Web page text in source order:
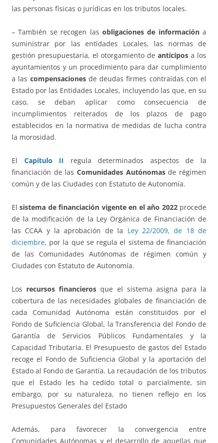
las personas físicas o jurídicas en los tributos locales.
– También se recogen las obligaciones de informacióna
suministrar por las entidades Locales, las normas de
gestión presupuestaria, el otorgamiento de anticipos a los
ayuntamientos y un procedimiento para dar cumplimiento
a las compensacionesde deudas firmes contraídas con el
Estado por las Entidades Locales, incluyendo las que, en su
caso, se deban aplicar como consecuencia de
incumplimientos reiterados de los plazos de pago
establecidos en la normativa de medidas de lucha contra
la morosidad.
El Capítulo II
regula determinados aspectos de la
financiación de las Comunidades Autónomasde régimen
común y de las Ciudades con Estatuto de Autonomía.
Elsistema de financiación vigente en el año 2022procede
de la modificación de la Ley Orgánica de Financiación de
las CCAA y la aprobación de la Ley 22/2009, de 18 de
diciembre, por la que se regula el sistema de financiación
de las Comunidades Autónomas de régimen común y
Ciudades con Estatuto de Autonomía.
Los recursos financieros que el sistema asigna para la
cobertura de las necesidades globales de financiación de
cada Comunidad Autónoma están constituidos por el
Fondo de Suficiencia Global, la Transferencia del Fondo de
Garantía de Servicios Públicos Fundamentales y la
Capacidad Tributaria. El Presupuesto de gastos del Estado
recoge el Fondo de Suficiencia Global y la aportación del
Estado al Fondo de Garantía. La recaudación de los tributos
que el Estado les ha cedido total o parcialmente, sin
embargo, por su naturaleza, no tienen reflejo en los
Presupuestos Generales del Estado
Además, para favorecer la convergencia entre
Comunidades Autónomas y el desarrollo de aquellas que